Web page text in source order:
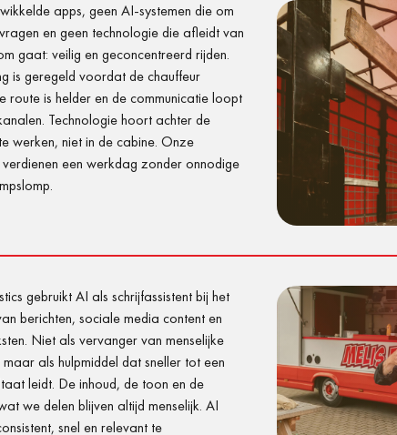
apps, geen AI-systemen die om
en geen technologie die afleidt van
gaat: veilig en geconcentreerd rijden.
is geregeld voordat de chauffeur
route is helder en de communicatie loopt
Technologie hoort achter de
werken, niet in de cabine. Onze
verdienen een werkdag zonder onnodige
gebruikt AI als schrijfassistent bij het
berichten, sociale media content en
Niet als vervanger van menselijke
als hulpmiddel dat sneller tot een
leidt. De inhoud, de toon en de
we delen blijven altijd menselijk. AI
snel en relevant te